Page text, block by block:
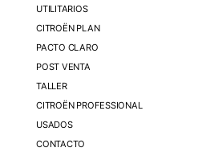
UTILITARIOS
CITROËN PLAN
PACTO CLARO
POST VENTA
TALLER
CITROËN PROFESSIONAL
USADOS
CONTACTO